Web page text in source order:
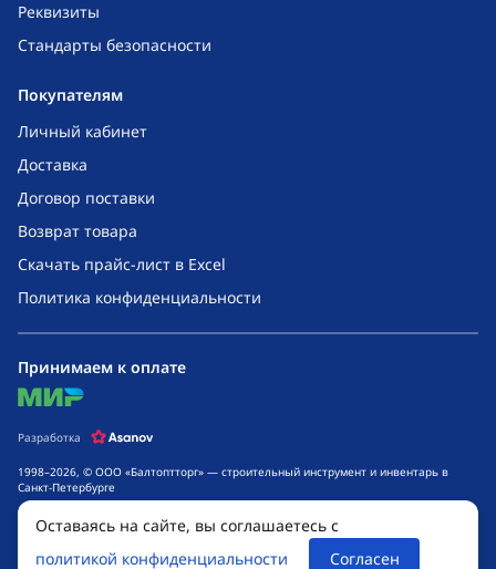
Реквизиты
Стандарты безопасности
Покупателям
Личный кабинет
Доставка
Договор поставки
Возврат товара
Скачать прайс-лист в Excel
Политика конфиденциальности
1998–2026, © ООО «Балтоптторг» — строительный инструмент и инвентарь в
Санкт-Петербурге
Обращаем ваше внимание на то, что данный интернет-сайт носит исключительно
информационный характер и ни при каких условиях не является публичной
офертой, определяемой положениями ч. 2 ст. 437 Гражданского кодекса
Российской Федерации. Для получения подробной информации о стоимости
Принимаем к оплате
mir
Разработка
Оставаясь на сайте, вы соглашаетесь с
политикой конфиденциальности
Согласен